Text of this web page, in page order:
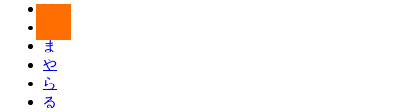
は
ま
や
ら
る